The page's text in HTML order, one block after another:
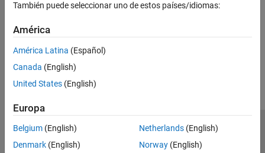
También puede seleccionar uno de estos países/idiomas:
América
América Latina (Español)
Canada (English)
United States (English)
Europa
Belgium (English)
Denmark (English)
Netherlands(English)
Norway(English)
Centro de confianza
Marcas comerciales
Política de privacidad
Antipiratería
Estado de las aplicaciones